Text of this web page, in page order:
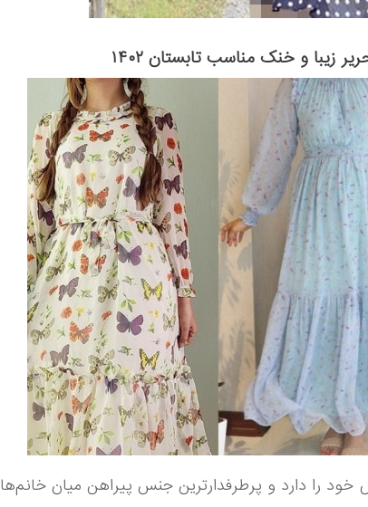
را دارد و پرطرفدارترین جنس پیراهن میان خانم‌ها